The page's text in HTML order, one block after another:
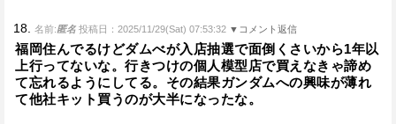
18. 名前:匿名 投稿日：2025/11/29(Sat) 07:53:32 ▼コメント返信
福岡住んでるけどダムべが入店抽選で面倒くさいから1年以
上行ってないな。行きつけの個人模型店で買えなきゃ諦め
て忘れるようにしてる。その結果ガンダムへの興味が薄れ
て他社キット買うのが大半になったな。